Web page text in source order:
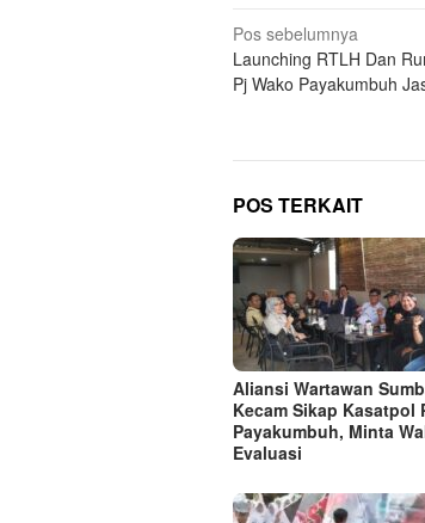
Navigasi
pos
Pos sebelumnya
Launching RTLH Dan
Pj Wako Payakumbuh
POS TERKAIT
Aliansi Wartawan
Kecam Sikap Kasatpol
Payakumbuh, Minta
Evaluasi